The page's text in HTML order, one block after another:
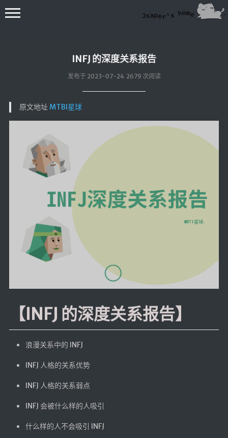
INFJ 的深度关系报告
发布于 2023-07-24 2679 次阅读
原文地址MTBI星球
【INFJ 的深度关系报告】
浪漫关系中的 INFJ
INFJ 人格的关系优势
INFJ 人格的关系弱点
INFJ 会被什么样的人吸引
什么样的人不会吸引 INFJ
🔥排行榜
导航站
综合导航
合集网
鱼塘热榜
航拍全景
暗网导航
网页代理备用
🎬在线影视
影视导航
星视界
影视无广告